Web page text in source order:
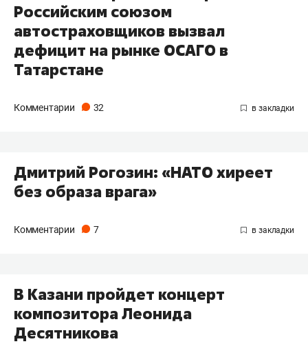
Российским союзом
автостраховщиков вызвал
дефицит на рынке ОСАГО в
Татарстане
Комментарии 32
Дмитрий Рогозин: «НАТО хиреет
без образа врага»
Комментарии 7
В Казани пройдет концерт
композитора Леонида
Десятникова